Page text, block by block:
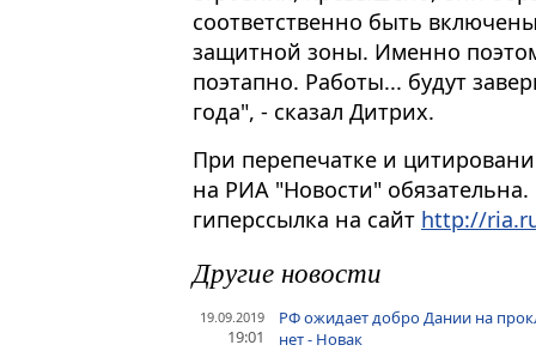
соответственно быть
защитной зоны. Именно
поэтапно. Работы... будут
года", - сказал Дитрих.
При перепечатке и
на РИА "Новости"
гиперссылка на сайт http://
Другие новости
19.09.2019
19:01
РФ ожидает добро Дании на
нет - Новак